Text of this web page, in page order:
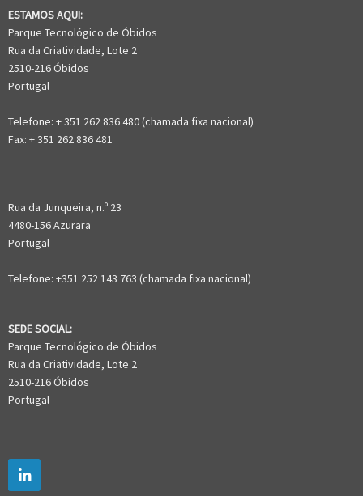
ESTAMOS AQUI:
Parque Tecnológico de Óbidos
Rua da Criatividade, Lote 2
2510-216 Óbidos
Portugal
Telefone: + 351 262 836 480 (chamada fixa nacional)
Fax: + 351 262 836 481
Rua da Junqueira, n.º 23
4480-156 Azurara
Portugal
Telefone: +351 252 143 763 (chamada fixa nacional)
SEDE SOCIAL:
Parque Tecnológico de Óbidos
Rua da Criatividade, Lote 2
2510-216 Óbidos
Portugal